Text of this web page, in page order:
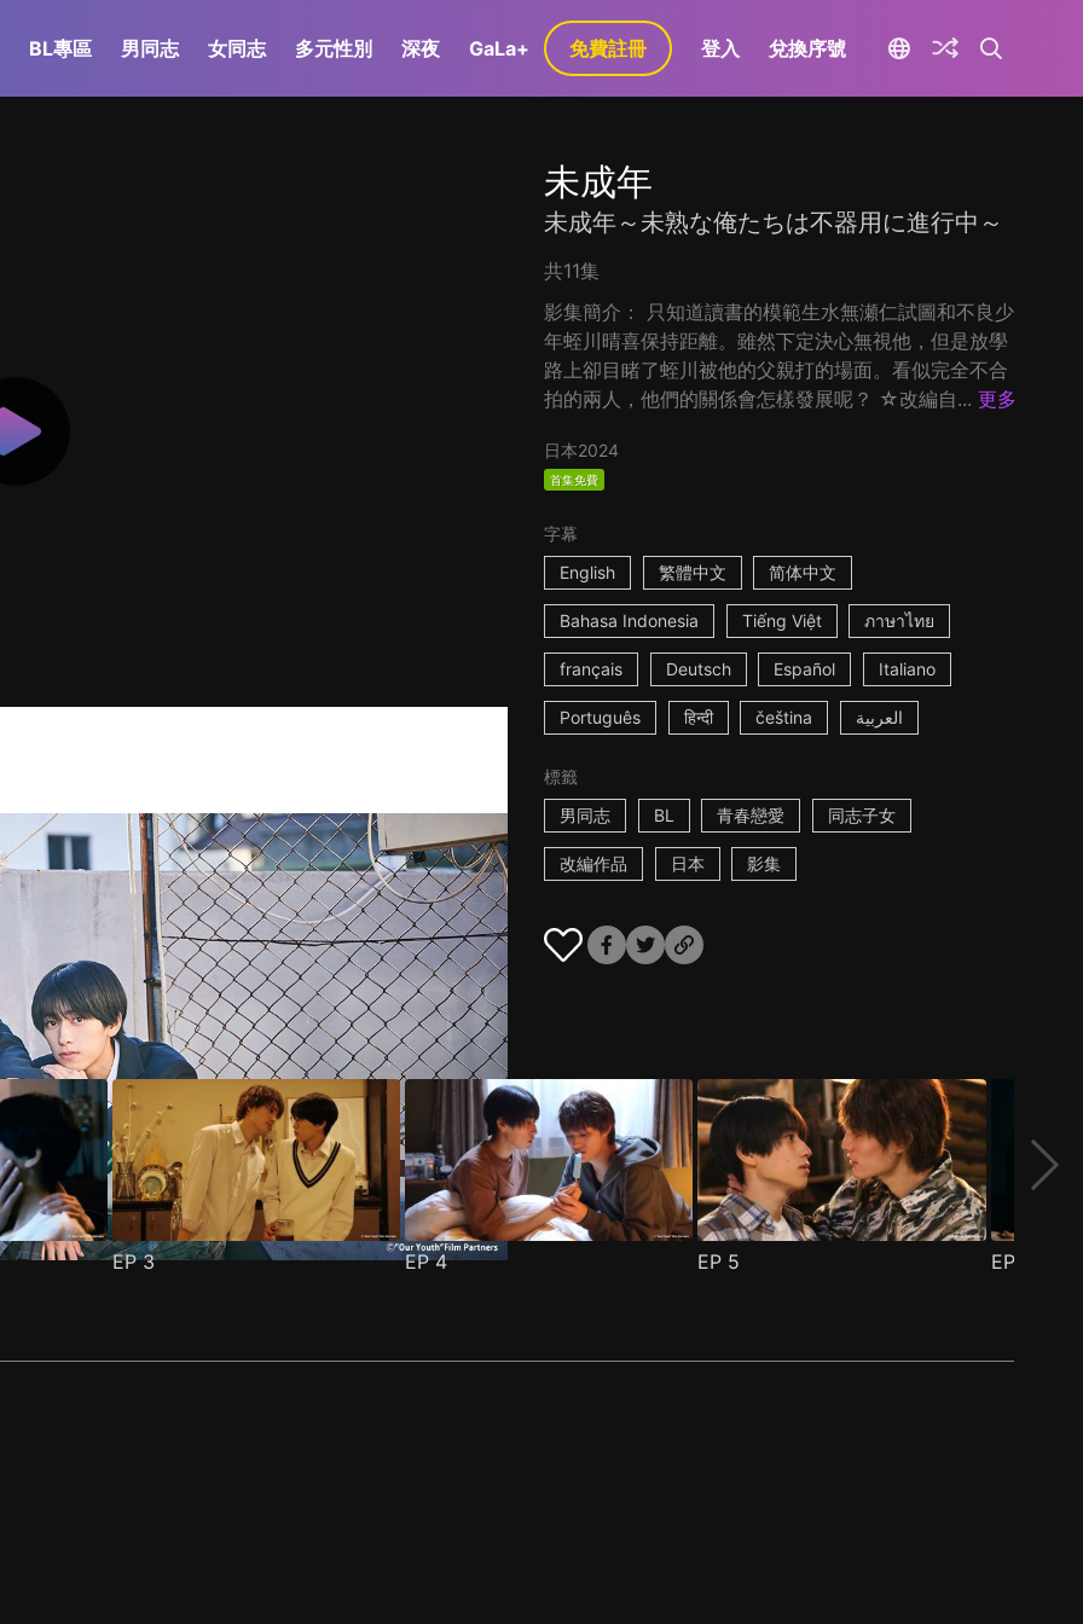
BL專區 男同志 女同志 多元性別 深夜 GaLa+ 免費註冊 登入 兌換序號
未成年
未成年～未熟な俺たちは不器用に進行中～
共11集
影集簡介： 只知道讀書的模範生水無瀬仁試圖和不良少
年蛭川晴喜保持距離。雖然下定決心無視他，但是放學
路上卻目睹了蛭川被他的父親打的場面。看似完全不合
拍的兩人，他們的關係會怎樣發展呢？ ☆改編自... 更多
日本2024
首集免費
字幕
English
繁體中文 简体中文
Bahasa Indonesia Tiếng Việt ภาษาไทย
français Deutsch Español Italiano
Português हिन्दी čeština العربية
標籤
男同志
BL 青春戀愛 同志子女
改編作品 日本 影集
EP3 EP4 EP 5 EP